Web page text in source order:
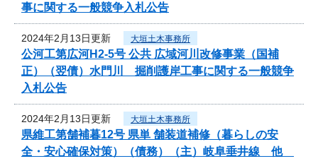
事に関する一般競争入札公告
2024年2月13日更新 大垣土木事務所
公河工第広河H2-5号 公共 広域河川改修事業（国補
正）（翌債）水門川 掘削護岸工事に関する一般競争
入札公告
2024年2月13日更新 大垣土木事務所
県維工第舗補暮12号 県単 舗装道補修（暮らしの安
全・安心確保対策）（債務）（主）岐阜垂井線 他